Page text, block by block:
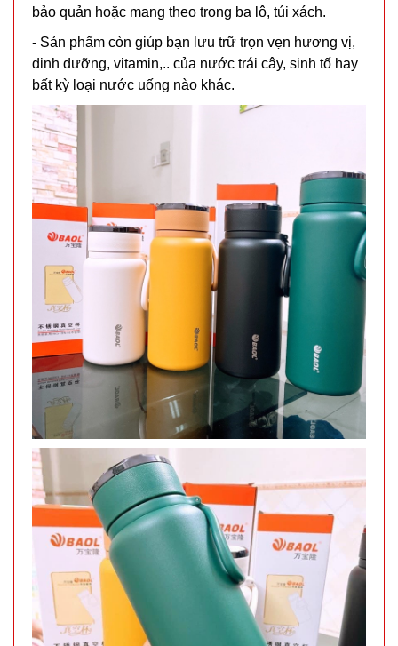
bảo quản hoặc mang theo trong ba lô, túi xách.
- Sản phẩm còn giúp bạn lưu trữ trọn vẹn hương vị,
dinh dưỡng, vitamin,.. của nước trái cây, sinh tố hay
bất kỳ loại nước uống nào khác.
BÀN CHẢI
000385
GIÁ:
TRẠNG:
CÒN HÀNG
Bảo
hành:
Test
hàng
Tripod 3
chân ngắn
màu SP:
001168
GIÁ:
3.000 đ
TÌNH